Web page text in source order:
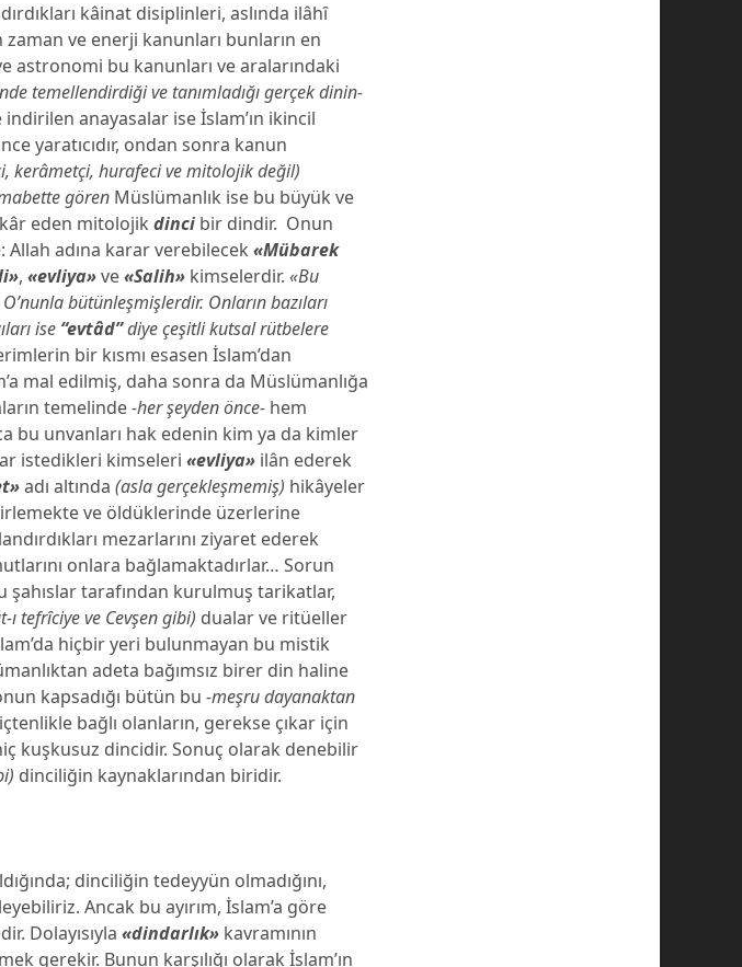
kâinat disiplinleri, aslında ilâhȋ
ve enerji kanunları bunların en
astronomi bu kanunları ve aralarındaki
temellendirdiği ve tanımladığı gerçek dinin-
anayasalar ise İslam’ın ikincil
yaratıcıdır, ondan sonra kanun
kerâmetçi, hurafeci ve mitolojik değil)
gören Müslümanlık ise bu büyük ve
eden mitolojikdinci bir dindir. Onun
Allah adına karar verebilecek«Mübarek
,«evliya»ve«Salih» kimselerdir.«Bu
bütünleşmişlerdir. Onların bazıları
ise “evtâd”diye çeşitli kutsal rütbelere
bir kısmı esasen İslam’dan
mal edilmiş, daha sonra da Müslümanlığa
temelinde-her şeyden önce- hem
bu unvanları hak edenin kim ya da kimler
istedikleri kimseleri«evliya» ilân ederek
adı altında(asla gerçekleşmemiş) hikâyeler
ve öldüklerinde üzerlerine
mezarlarını ziyaret ederek
onlara bağlamaktadırlar… Sorun
şahıslar tarafından kurulmuş tarikatlar,
ı tefrȋciye ve Cevşen gibi) dualar ve ritüeller
hiçbir yeri bulunmayan bu mistik
adeta bağımsız birer din haline
kapsadığı bütün bu-meşru dayanaktan
bağlı olanların, gerekse çıkar için
kuşkusuz dincidir. Sonuç olarak denebilir
dinciliğin kaynaklarından biridir.
dinciliğin tedeyyün olmadığını,
Ancak bu ayırım, İslam’a göre
Dolayısıyla«dindarlık» kavramının
gerekir. Bunun karşılığı olarak İslam’ın